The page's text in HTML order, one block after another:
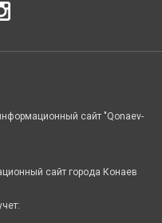
сайт "Qonaev-
сайт города Конаев